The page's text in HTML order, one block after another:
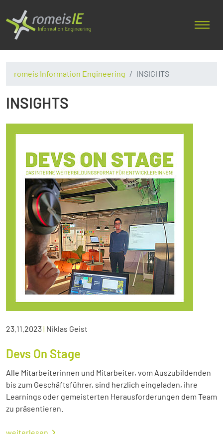
romeis Information Engineering INSIGHTS
INSIGHTS
23.11.2023| Niklas Geist
Devs On Stage
Alle Mitarbeiterinnen und Mitarbeiter, vom Auszubildenden
bis zum Geschäftsführer, sind herzlich eingeladen, ihre
Learnings oder gemeisterten Herausforderungen dem Team
zu präsentieren.